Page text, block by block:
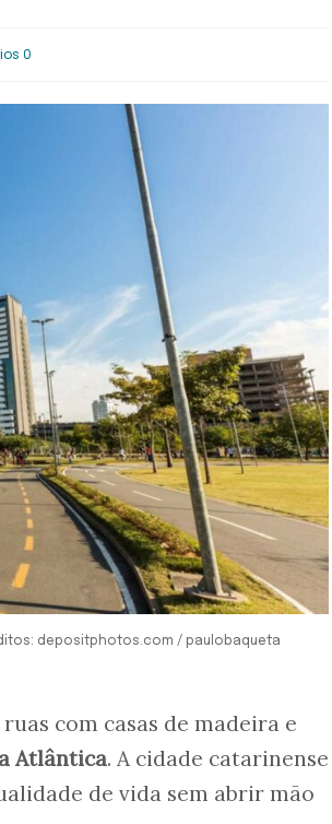
0
depositphotos.com / paulobaqueta
com casas de madeira e
Atlântica. A cidade catarinense
de vida sem abrir mão